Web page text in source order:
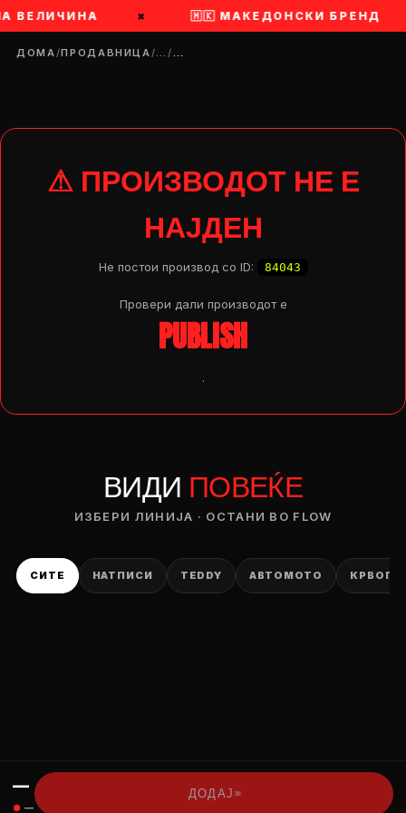
ВЕЛИЧИНА × 🇲🇰 МАКЕДОНСКИ БРЕНД
ДОМА/ПРОДАВНИЦА/…/…
⚠ ПРОИЗВОДОТ НЕ Е
НАЈДЕН
Не постои производ со ID: 84043
Провери дали производот e
PUBLISH
.
ВИДИ ПОВЕЌЕ
ИЗБЕРИ ЛИНИЈА · ОСТАНИ ВО FLOW
СИТЕ НАТПИСИ TEDDY АВТОМОТО
—
● —
ДОДАЈ ›››